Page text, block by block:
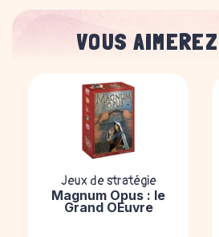
VOUS
Jeux de stratégie
Magnum Opus : le
Grand OEuvre